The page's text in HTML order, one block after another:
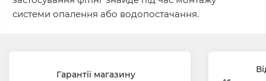
системи опалення або водопостачання.
Гарантії магазину